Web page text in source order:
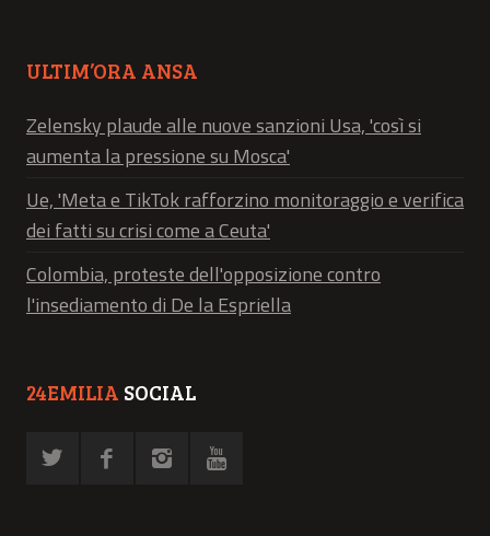
ULTIM’ORA ANSA
Zelensky plaude alle nuove sanzioni Usa, 'così si
aumenta la pressione su Mosca'
Ue, 'Meta e TikTok rafforzino monitoraggio e verifica
dei fatti su crisi come a Ceuta'
Colombia, proteste dell'opposizione contro
l'insediamento di De la Espriella
24EMILIA SOCIAL